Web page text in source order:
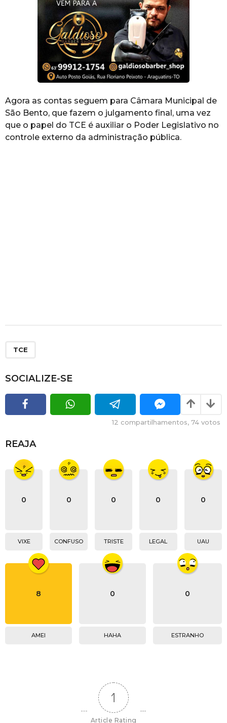
Agora as contas seguem para Câmara Municipal de
São Bento, que fazem o julgamento final, uma vez
que o papel do TCE é auxiliar o Poder Legislativo no
controle externo da administração pública.
TCE
SOCIALIZE-SE
12 compartilhamentos, 74 votos
REAJA
0
VIXE
0
CONFUSO
0
TRISTE
0
LEGAL
0
UAU
8
AMEI
0
HAHA
0
ESTRANHO
1
Article Rating